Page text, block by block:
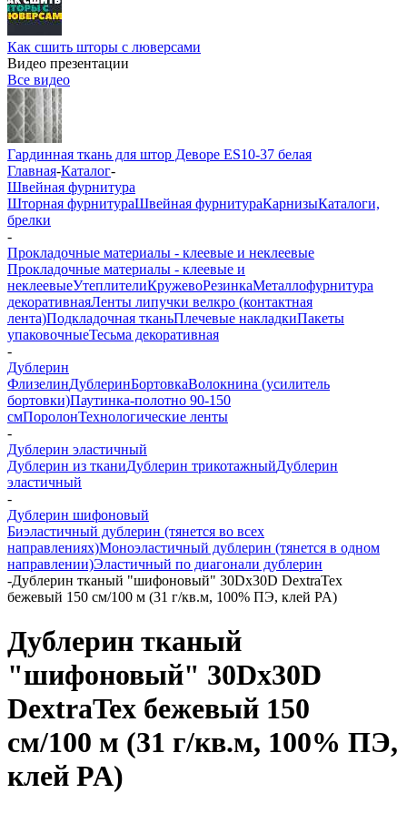
Как сшить шторы с люверсами
Видео презентации
Все видео
Гардинная ткань для штор Деворе ES10-37 белая
Главная-Каталог-
Швейная фурнитура
Шторная фурнитураШвейная фурнитураКарнизыКаталоги,
брелки
-
Прокладочные материалы - клеевые и неклеевые
Прокладочные материалы - клеевые и
неклеевыеУтеплителиКружевоРезинкаМеталлофурнитура
декоративнаяЛенты липучки велкро (контактная
лента)Подкладочная тканьПлечевые накладкиПакеты
упаковочныеТесьма декоративная
-
Дублерин
ФлизелинДублеринБортовкаВолокнина (усилитель
бортовки)Паутинка-полотно 90-150
смПоролонТехнологические ленты
-
Дублерин эластичный
Дублерин из тканиДублерин трикотажныйДублерин
эластичный
-
Дублерин шифоновый
Биэластичный дублерин (тянется во всех
направлениях)Моноэластичный дублерин (тянется в одном
направлении)Эластичный по диагонали дублерин
-Дублерин тканый "шифоновый" 30Dx30D DextraTex
бежевый 150 см/100 м (31 г/кв.м, 100% ПЭ, клей PA)
Дублерин тканый
"шифоновый" 30Dx30D
DextraTex бежевый 150
см/100 м (31 г/кв.м, 100% ПЭ,
клей PA)